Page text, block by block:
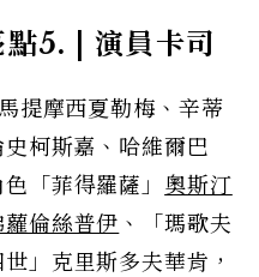
點5. | 演員卡司
提摩西夏勒梅、辛蒂
柯斯嘉、哈維爾巴
色 「菲得羅薩 」 奧斯汀
蘿倫絲普伊 、 「瑪歌夫
世 」 克里斯多夫華肯 ，